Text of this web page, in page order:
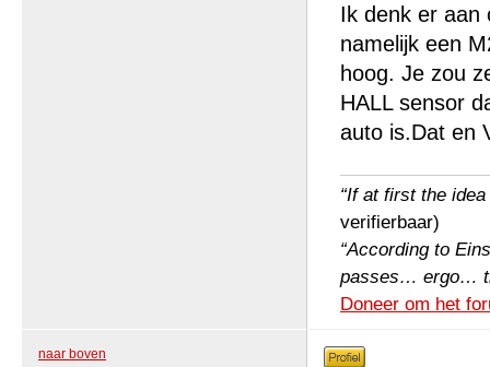
Ik denk er aan
namelijk een
hoog. Je zou
HALL sensor
auto is.Dat en
“If at first the
verifierbaar)
“According to
passes… ergo…
Doneer om het
naar boven